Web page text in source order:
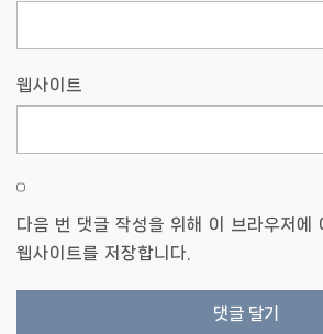
웹사이트
다음 번 댓글 작성을 위해 이 브라우저에
웹사이트를 저장합니다.